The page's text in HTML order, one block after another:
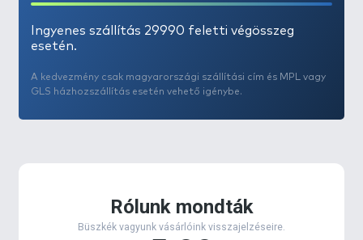
Ingyenes szállítás 29990 feletti végösszeg
esetén.
A kedvezmény csak magyarországi szállítási cím és MPL vagy
GLS házhozszállítás esetén vehető igénybe.